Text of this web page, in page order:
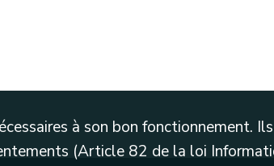
à son bon fonctionnement.
(Article 82 de la loi